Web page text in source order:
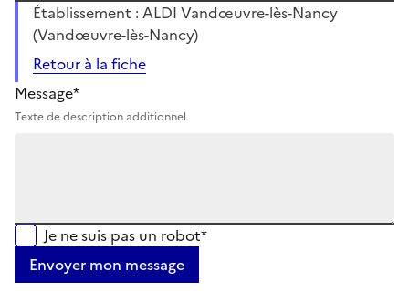
Établissement : ALDI Vandœuvre-lès-Nancy
(Vandœuvre-lès-Nancy)
Retour à la fiche
Message*
Texte de description additionnel
Je ne suis pas un robot*
Envoyer mon message